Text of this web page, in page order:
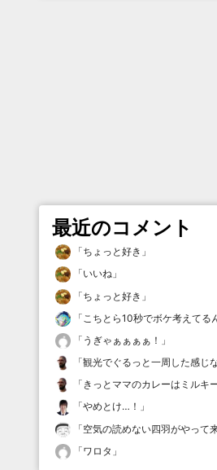
最近のコメント
「ちょっと好き 」
「いいね 」
「ちょっと好き 」
「 こちとら10秒でボケ考えてる
「 うぎゃぁぁぁぁ！ 」
「観光でぐるっと一周した感じ
「 きっとママのカレーはミルキ
「やめとけ…！ 」
「空気の読めない四羽がやって
「ワロタ 」